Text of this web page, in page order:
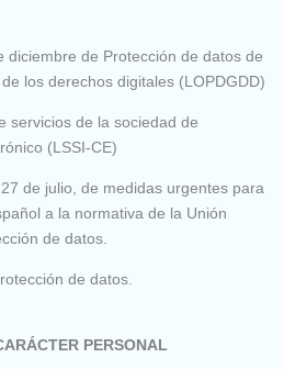
diciembre de Protección de datos de
los derechos digitales (LOPDGDD)
servicios de la sociedad de
(LSSI-CE)
de julio, de medidas urgentes para
a la normativa de la Unión
de datos.
de datos.
PERSONAL